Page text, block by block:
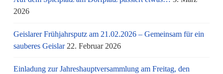
2026
Geislarer Frühjahrsputz am 21.02.2026 – Gemeinsam für ein
sauberes Geislar 22. Februar 2026
Einladung zur Jahreshauptversammlung am Freitag, den